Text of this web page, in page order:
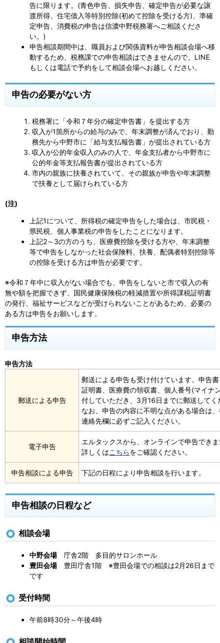
告に限ります。(青色申告、損失申告、確定申告が必要な譲
渡所得、住宅借入等特別控除(初めて控除を受ける方)、準確
定申告、消費税の申告は信濃中野税務署へご相談くださ
い。)
申告相談期間中は、職員および関係資料が申告相談会場へ移
動するため、税務課での申告相談はできませんので、LINE
もしくは電話で予約をして相談会場へお越しください。
申告の必要がない方
税務署に「令和７年分の確定申告書」を提出する方
収入が1箇所からの給与のみで、年末調整が済んでおり、勤
務先から中野市に「給与支払報告書」が提出されている方
収入が公的年金収入のみの人で、年金支払者から中野市に
公的年金等支払報告書が提出されている方
市内の親族に扶養されていて、その親族が申告や年末調整
で扶養として届けられている方
(注)
上記1について、所得税の確定申告をした場合は、市民税・
県民税、個人事業税の申告をしたことになります。
上記2～3の方のうち、医療費控除を受ける方や、年末調整
等で申告をしなかった社会保険料、扶養、配偶者特別控除等
の控除を受ける方は申告が必要です。
※令和７年中に収入がない場合でも、申告をしないと市で収入の有
無や額を把握できず、国民健康保険税の軽減措置や所得課税証明書
の発行、福祉サービスなどが受けられないことがあるため、必要の
ある方は申告をお願いします。
申告方法
申告方法
郵送による申告
郵送による申告も受け付けています。申告
証明書、医療費の領収書、個人番号(マイナ
付していただき、3月16日までに郵送してく
なお、申告の内容に不明な点がある場合は
連絡先欄に必ずご記入ください。
電子申告
エルタックスから、オンラインで申告でき
詳しくはこちらをご確認ください。
申告相談による申告 下記の日程により申告相談を行います。
申告相談の日程など
相談会場
中野会場庁舎2階 多目的サロンホール
豊田会場 豊田庁舎1階 ※豊田会場での相談は2月26日まで
です
受付時間
午前8時30分～午後4時